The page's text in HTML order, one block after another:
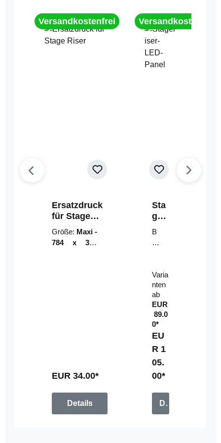
Versandkostenfrei
Ersatzdruck
für Stage
Riser
Größe: Maxi -
784 x 314
EUR 34.00*
Details
Versandkostenfrei
Sta
geri
ser-
LE
D-
el
B
un
mi
t
Fe
rn
be
di
en
u
n
g
Varia
nten
ab
EUR
89.0
0*
EU
R 1
05.
00*
Details